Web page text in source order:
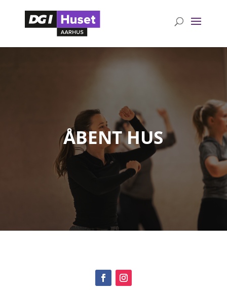
ÅBENT HUS